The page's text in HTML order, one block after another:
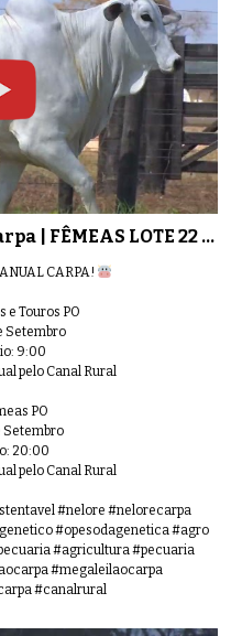
45º Mega Leilão Anual Carpa | FÊMEAS LOTE 22 - 6031
CARPA!
e Touros PO
Setembro
9:00
pelo Canal Rural
PO
Setembro
20:00
pelo Canal Rural
#nelore #nelorecarpa
#opesodagenetica #agro
#agricultura #pecuaria
#megaleilaocarpa
#canalrural